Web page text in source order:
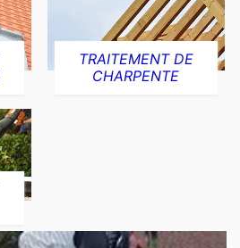
TRAITEMENT DE
CHARPENTE